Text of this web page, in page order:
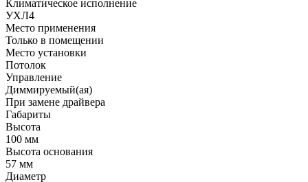
Климатическое исполнение
УХЛ4
Место применения
Только в помещении
Место установки
Потолок
Управление
Диммируемый(ая)
При замене драйвера
Габариты
Высота
100 мм
Высота основания
57 мм
Диаметр